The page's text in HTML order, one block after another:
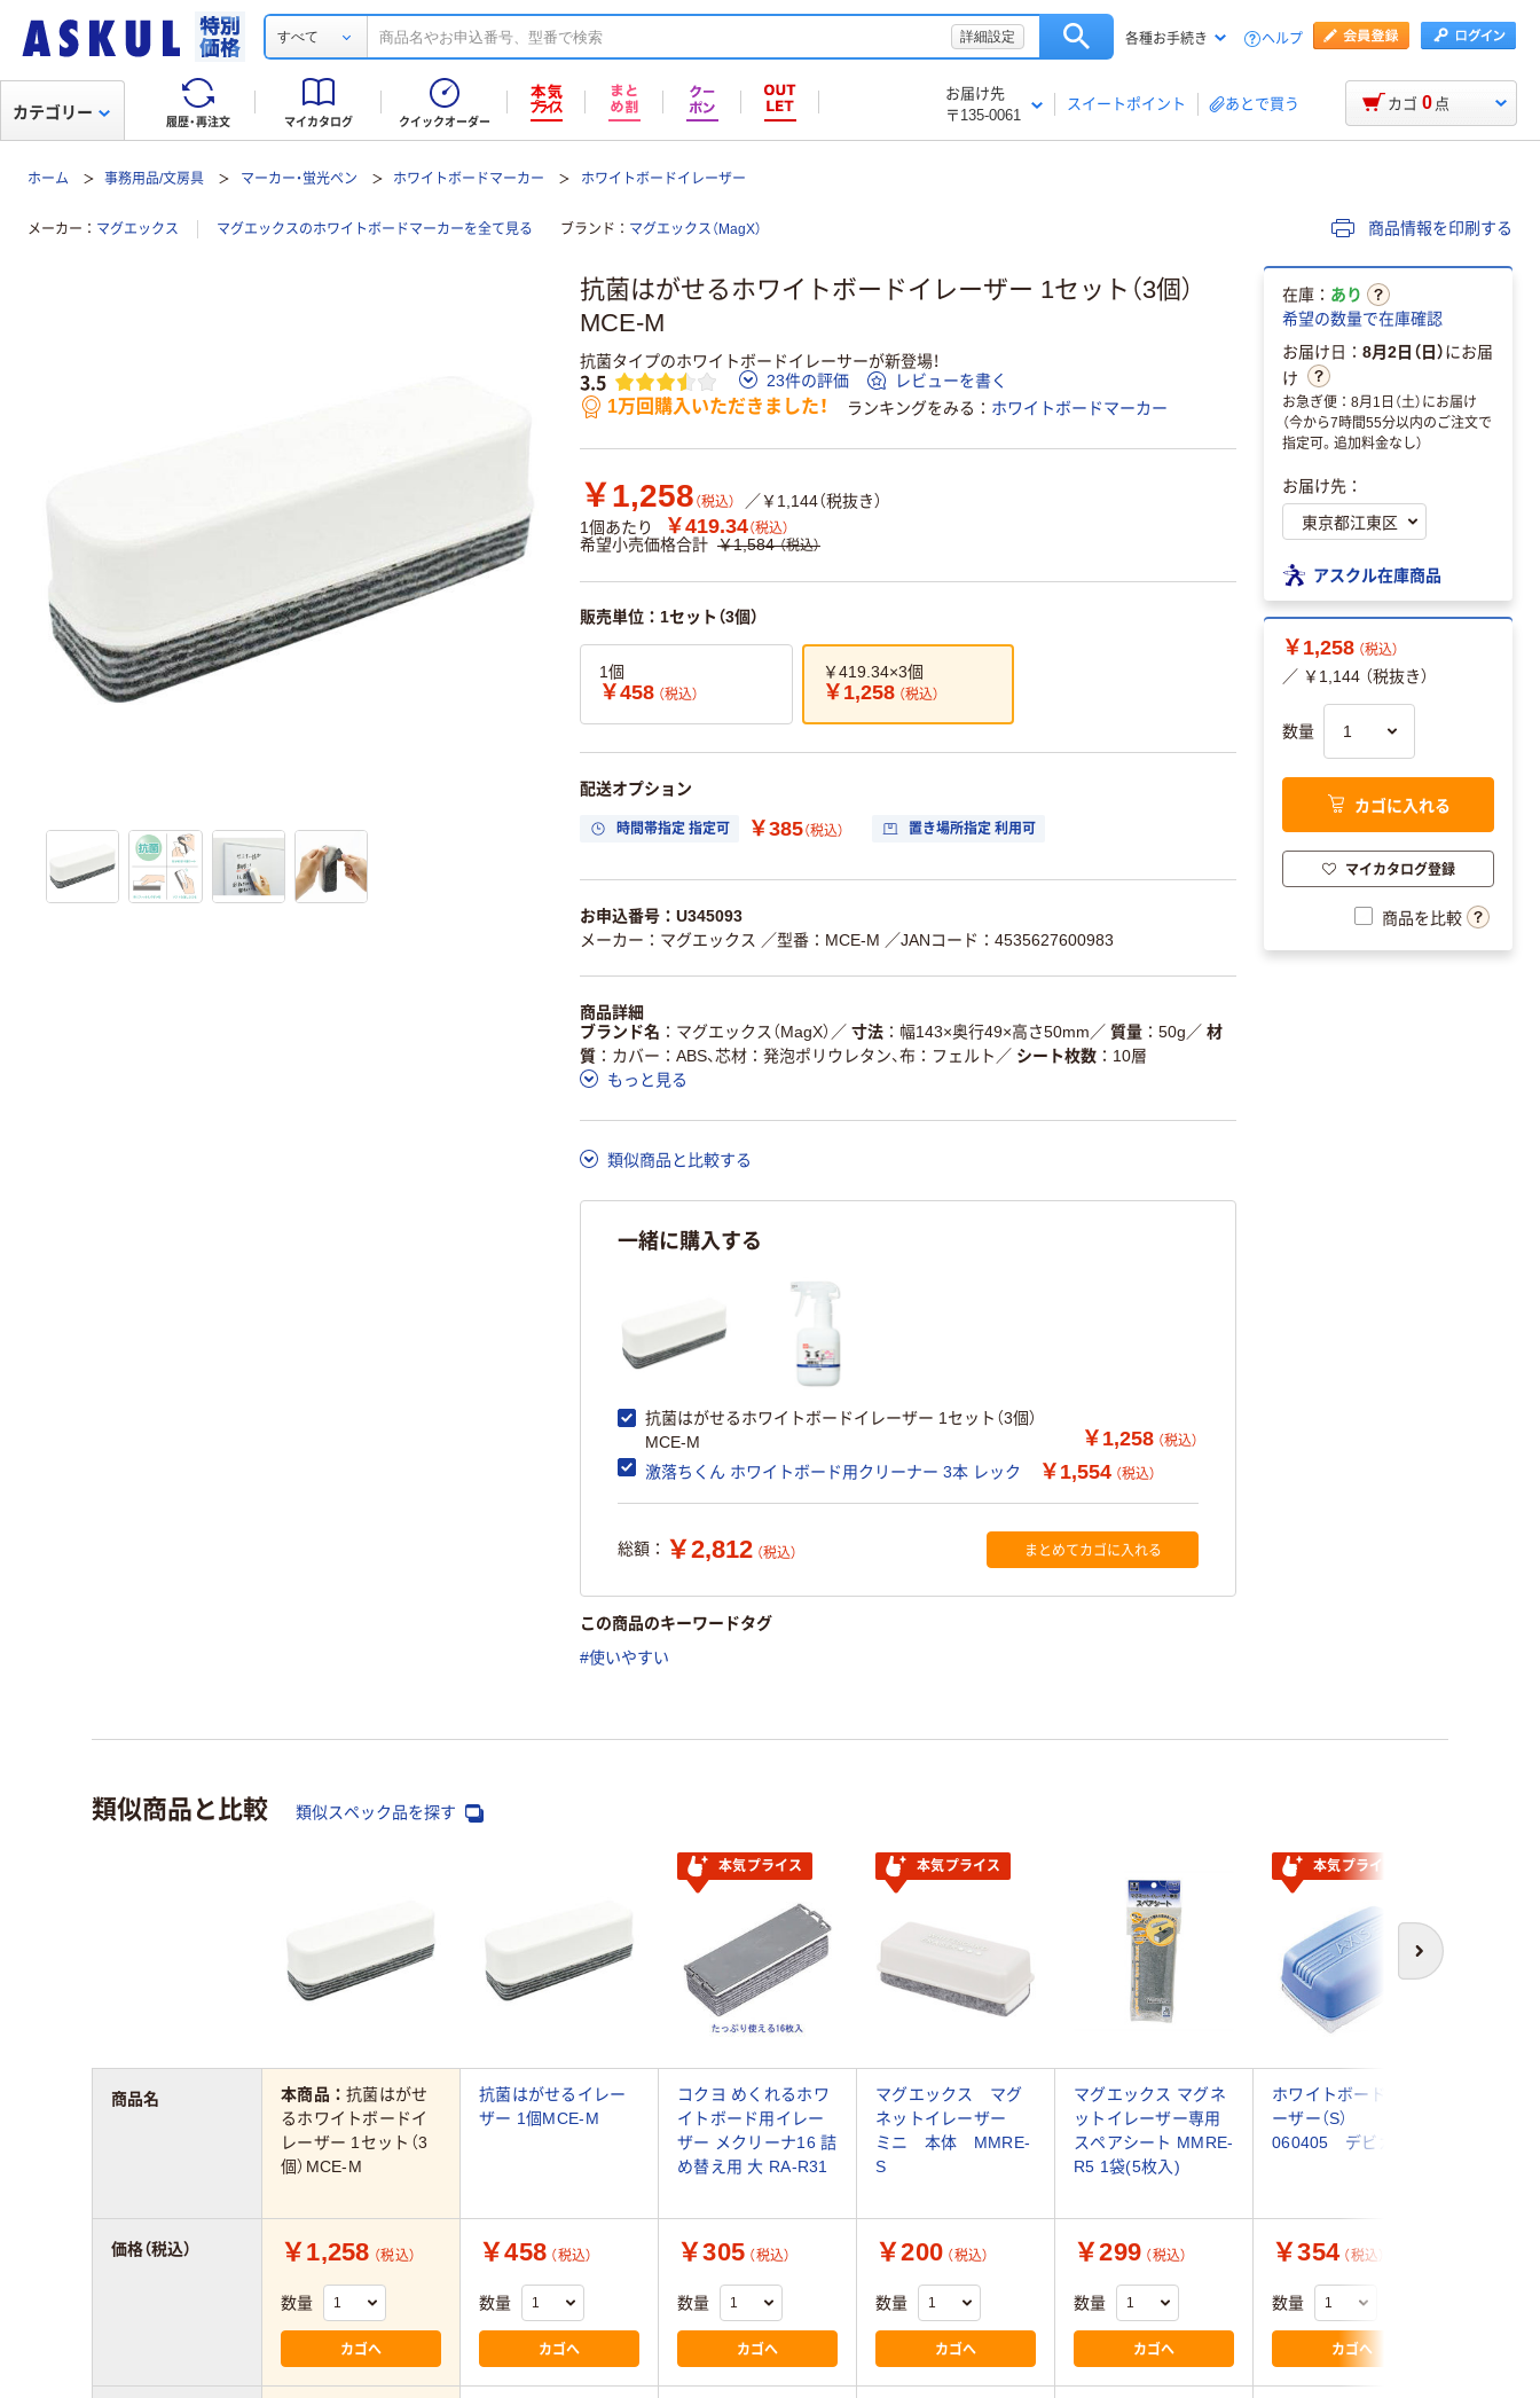
すべて 詳細設定 各種お手続き ヘルプ
履歴・再注文 マイカタログ クイックオーダー
お届け先
〒135-0061
スイートポイント あとで買う
カテゴリー カゴ 0 点
ホーム 事務用品/文房具 マーカー・蛍光ペン ホワイトボードマーカー ホワイトボードイレーザー
メーカー マグエックス マグエックスのホワイトボードマーカーを全て見る ブランド マグエックス（MagX） 商品情報を印刷する
抗菌はがせるホワイトボードイレーザー 1セット（3個）
MCE-M
抗菌タイプのホワイトボードイレーサーが新登場！
3.5 23件の評価 レビューを書く
1万回購入いただきました！ ランキングをみる ホワイトボードマーカー
￥1,258 （税込）
／￥1,144（税抜き）
1個あたり
￥419.34（税込）
希望小売価格合計 ￥1,584 （税込）
販売単位：1セット（3個）
1個
￥458 （税込）
￥419.34×3個
￥1,258 （税込）
配送オプション
時間帯指定 指定可 ￥385（税込） 置き場所指定 利用可
お申込番号：U345093
メーカー：マグエックス ／型番：MCE-M ／JANコード：4535627600983
商品詳細
ブランド名
マグエックス（MagX） ／ 寸法 幅143×奥行49×高さ50mm ／ 質量 50g ／ 材
質
カバー：ABS、芯材：発泡ポリウレタン、布：フェルト ／ シート枚数
10層
もっと見る
類似商品と比較する
一緒に購入する
抗菌はがせるホワイトボードイレーザー 1セット（3個）
MCE-M
￥1,258 （税込）
激落ちくん ホワイトボード用クリーナー 3本 レック ￥1,554 （税込）
総額： ￥2,812 （税込） まとめてカゴに入れる
この商品のキーワードタグ
#使いやすい
在庫： あり
希望の数量で在庫確認
お届け日： 8月2日（日）にお届
け
お急ぎ便：8月1日（土）にお届け
（今から7時間55分以内のご注文で
指定可。追加料金なし）
お届け先：
アスクル在庫商品
￥1,258 （税込）
／ ￥1,144 （税抜き）
数量
カゴに入れる
マイカタログ登録
商品を比較
類似商品と比較 類似スペック品を探す
次へ
本気プライス 本気プライス 本気プライス
本商品：抗菌はがせ
るホワイトボードイ
レーザー 1セット（3
個）MCE-M
抗菌はがせるイレー
ザー 1個MCE-M
コクヨ めくれるホワ
イトボード用イレー
ザー メクリーナ16 詰
め替え用 大 RA-R31
マグエックス マグ
ネットイレーザー
ミニ 本体 MMRE-
S
マグエックス マグネ
ットイレーザー専用
スペアシート MMRE-
R5 1袋(5枚入)
ホワイトボードイレ
ーザー（S）
060405 デビカ
￥1,258 （税込）
数量
カゴへ
￥458 （税込）
数量
カゴへ
￥305 （税込）
数量
カゴへ
￥200 （税込）
数量
カゴへ
￥299 （税込）
数量
カゴへ
￥354 （税込）
数量
カゴへ
商品名
価格（税込）